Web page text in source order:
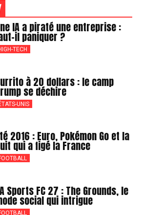
IA a piraté une entreprise :
il paniquer ?
TECH
à 20 dollars : le camp
se déchire
UNIS
2016 : Euro, Pokémon Go et la
qui a figé la France
Sports FC 27 : The Grounds, le
social qui intrigue